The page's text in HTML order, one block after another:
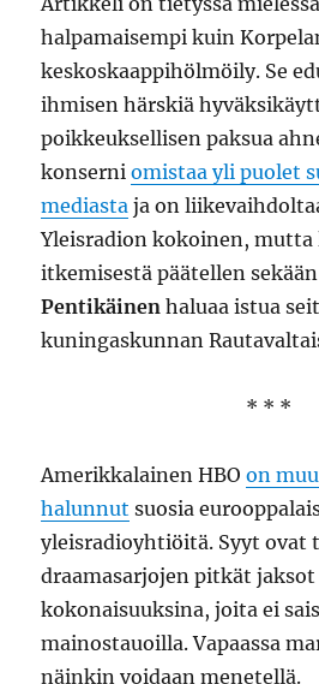
halpamaisempi kuin
keskoskaappihölmöily. Se
ihmisen härskiä
poikkeuksellisen paksua
konserniomistaa yli puolet
mediasta ja on
Yleisradion kokoinen,
itkemisestä päätellen
Pentikäinen haluaa istua
kuningaskunnan
* * *
Amerikkalainen HBOon
halunnut suosia
yleisradioyhtiöitä. Syyt ovat
draamasarjojen pitkät
kokonaisuuksina, joita ei
mainostauoilla. Vapaassa
näinkin voidaan menetellä.